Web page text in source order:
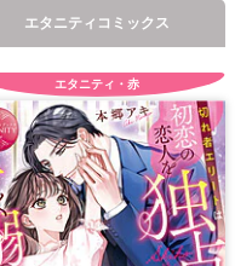
エタニティコミックス
エタニティ・赤